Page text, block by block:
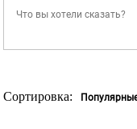
Сортировка: